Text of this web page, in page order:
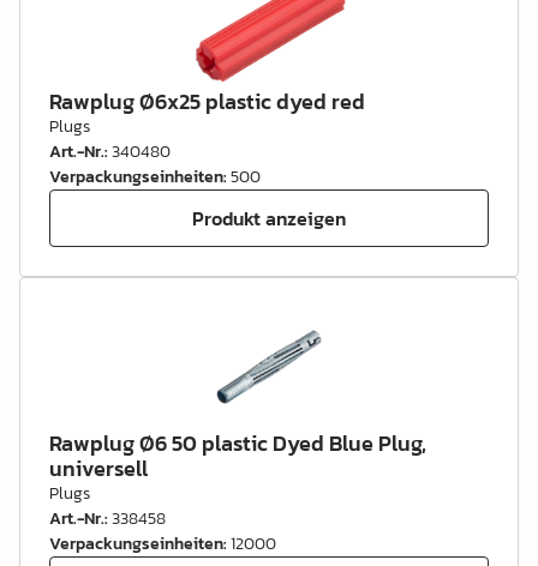
Rawplug Ø6x25 plastic dyed red
Plugs
Art.-Nr.:340480
Verpackungseinheiten:500
Produkt anzeigen
Rawplug Ø6 50 plastic Dyed Blue Plug,
universell
Plugs
Art.-Nr.:338458
Verpackungseinheiten:12000